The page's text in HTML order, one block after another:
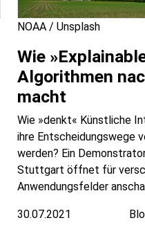
NOAA / Unsplash
Wie
Algorithmen
macht
Wie »denkt« Künstliche
ihre Entscheidungswege
werden? Ein
Stuttgart öffnet für
Anwendungsfelder
30.07.2021